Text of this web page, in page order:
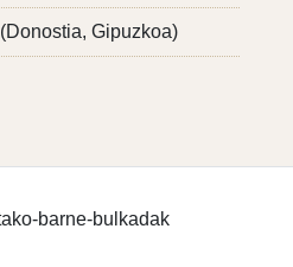
(Donostia, Gipuzkoa)